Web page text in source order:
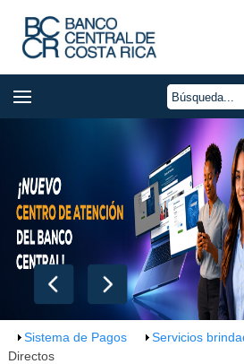
Sistema de Pagos Servicios
Directos